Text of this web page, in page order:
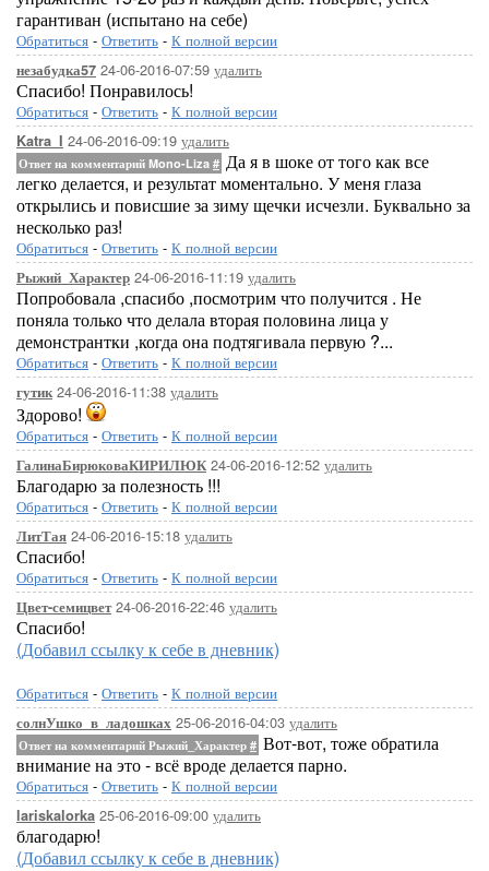
гарантиван (испытано на себе)
Обратиться - Ответить - К полной версии
незабудка57 24-06-2016-07:59 удалить
Спасибо! Понравилось!
Обратиться - Ответить - К полной версии
Katra_I 24-06-2016-09:19 удалить
Ответ на комментарий Mono-Liza # Да я в шоке от того как все
легко делается, и результат моментально. У меня глаза
открылись и повисшие за зиму щечки исчезли. Буквально за
несколько раз!
Обратиться - Ответить - К полной версии
Рыжий_Характер 24-06-2016-11:19 удалить
Попробовала ,спасибо ,посмотрим что получится . Не
поняла только что делала вторая половина лица у
демонстрантки ,когда она подтягивала первую ?...
Обратиться - Ответить - К полной версии
гутик24-06-2016-11:38 удалить
Здорово!
Обратиться - Ответить - К полной версии
ГалинаБирюковаКИРИЛЮК24-06-2016-12:52 удалить
Благодарю за полезность !!!
Обратиться - Ответить - К полной версии
ЛитТая 24-06-2016-15:18 удалить
Спасибо!
Обратиться - Ответить - К полной версии
Цвет-семицвет24-06-2016-22:46 удалить
Спасибо!
(Добавил ссылку к себе в дневник)
Обратиться - Ответить - К полной версии
солнУшко_в_ладошках 25-06-2016-04:03 удалить
Ответ на комментарий Рыжий_Характер # Вот-вот, тоже обратила
внимание на это - всё вроде делается парно.
Обратиться - Ответить - К полной версии
lariskalorka 25-06-2016-09:00 удалить
благодарю!
(Добавил ссылку к себе в дневник)